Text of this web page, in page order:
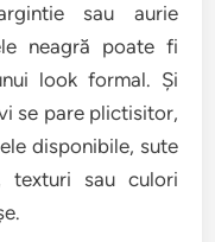
sau aurie
neagră poate fi
look formal. Și
se pare plictisitor,
disponibile, sute
texturi sau culori